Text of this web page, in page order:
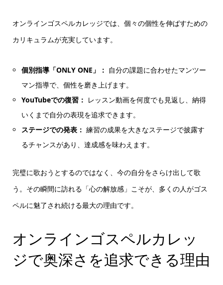
オンラインゴスペルカレッジでは、個々の個性を伸ばすための
カリキュラムが充実しています。
個別指導「ONLY ONE」： 自分の課題に合わせたマンツー
マン指導で、個性を磨き上げます。
YouTubeでの復習： レッスン動画を何度でも見返し、納得
いくまで自分の表現を追求できます。
ステージでの発表： 練習の成果を大きなステージで披露す
るチャンスがあり、達成感を味わえます。
完璧に歌おうとするのではなく、今の自分をさらけ出して歌
う。その瞬間に訪れる「心の解放感」こそが、多くの人がゴス
ペルに魅了され続ける最大の理由です。
オンラインゴスペルカレッ
ジで奥深さを追求できる理由